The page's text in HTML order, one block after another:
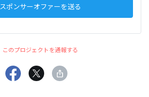
スポンサーオファーを送る
このプロジェクトを通報する